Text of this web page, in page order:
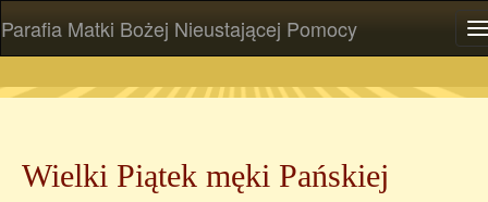
Parafia Matki Bożej Nieustającej Pomocy
Wielki Piątek męki Pańskiej